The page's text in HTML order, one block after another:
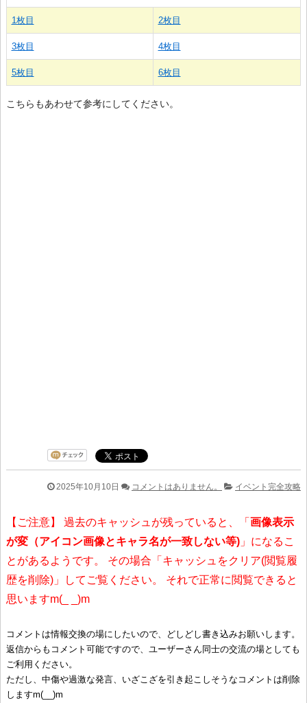
1枚目 2枚目
3枚目 4枚目
5枚目 6枚目
こちらもあわせて参考にしてください。
2025年10月10日 コメントはありません。 イベント完全攻略
【ご注意】 過去のキャッシュが残っていると、「 画像表示
が変（アイコン画像とキャラ名が一致しない等) 」になるこ
とがあるようです。 その場合「キャッシュをクリア(閲覧履
歴を削除)」してご覧ください。 それで正常に閲覧できると
思いますm(_ _)m
コメントは情報交換の場にしたいので、どしどし書き込みお願いします。
返信からもコメント可能ですので、ユーザーさん同士の交流の場としても
ご利用ください。
ただし、中傷や過激な発言、いざこざを引き起こしそうなコメントは削除
しますm(__)m